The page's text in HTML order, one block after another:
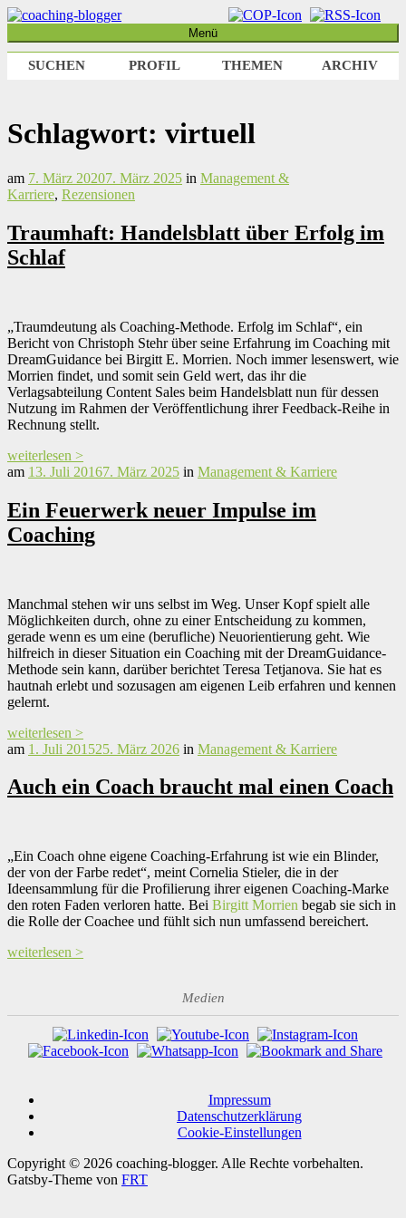
Weiter
Inhalt
coaching-blogger
Refugium für vielseitige Persönlichkeiten
Menü
Schlagwort: virtuell
am 7. März 20207. März 2025 in Management &
Karriere, Rezensionen
Traumhaft: Handelsblatt über Erfolg im
Schlaf
„Traumdeutung als Coaching-Methode. Erfolg im Schlaf“, ein
Bericht von Christoph Stehr über seine Erfahrung im Coaching mit
DreamGuidance bei Birgitt E. Morrien. Noch immer lesenswert, wie
Morrien findet, und somit sein Geld wert, das ihr die
Verlagsabteilung Content Sales beim Handelsblatt nun für dessen
Nutzung im Rahmen der Veröffentlichung ihrer Feedback-Reihe in
Rechnung stellt.
weiterlesen >
am 13. Juli 20167. März 2025 in Management & Karriere
Ein Feuerwerk neuer Impulse im
Coaching
Manchmal stehen wir uns selbst im Weg. Unser Kopf spielt alle
Möglichkeiten durch, ohne zu einer Entscheidung zu kommen,
gerade wenn es um eine (berufliche) Neuorientierung geht. Wie
hilfreich in dieser Situation ein Coaching mit der DreamGuidance-
Methode sein kann, darüber berichtet Teresa Tetjanova. Sie hat es
hautnah erlebt und sozusagen am eigenen Leib erfahren und kennen
gelernt.
weiterlesen >
am 1. Juli 201525. März 2026 in Management & Karriere
Auch ein Coach braucht mal einen Coach
„Ein Coach ohne eigene Coaching-Erfahrung ist wie ein Blinder,
der von der Farbe redet“, meint Cornelia Stieler, die in der
Ideensammlung für die Profilierung ihrer eigenen Coaching-Marke
den roten Faden verloren hatte. Bei Birgitt Morrien begab sie sich in
die Rolle der Coachee und fühlt sich nun umfassend bereichert.
weiterlesen >
SUCHEN PROFIL THEMEN ARCHIV
Medien
Impressum
Datenschutzerklärung
Cookie-Einstellungen
Copyright © 2026 coaching-blogger. Alle Rechte vorbehalten.
Gatsby-Theme von FRT